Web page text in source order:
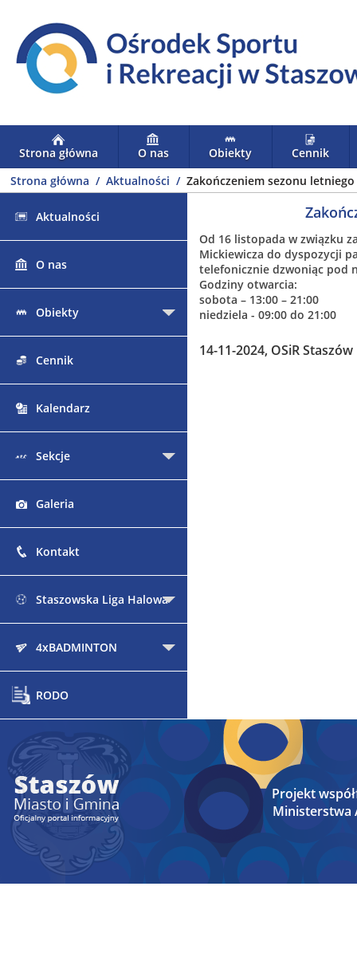
Strona główna O nas Obiekty
Cennik
Strona główna
Aktualności Zakończeniem sezonu
Aktualności
O nas
Obiekty
Cennik
Kalendarz
Sekcje
Galeria
Kontakt
Staszowska Liga Halowa
4xBADMINTON
RODO
Od 16 listopada w związku
Mickiewicza do dyspozycji
telefonicznie dzwoniąc pod
Godziny otwarcia:
sobota – 13:00 – 21:00
niedziela - 09:00 do 21:00
14-11-2024, OSiR Staszów
Projekt
Ministerstwa